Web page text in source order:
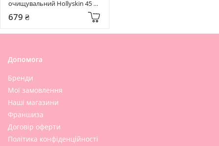
очищувальний Hollyskin 45
679 ₴
Допомога
Бренди
Мої замовлення
Наші магазини
Франшиза
Договір оферти
Політика конфіденційності